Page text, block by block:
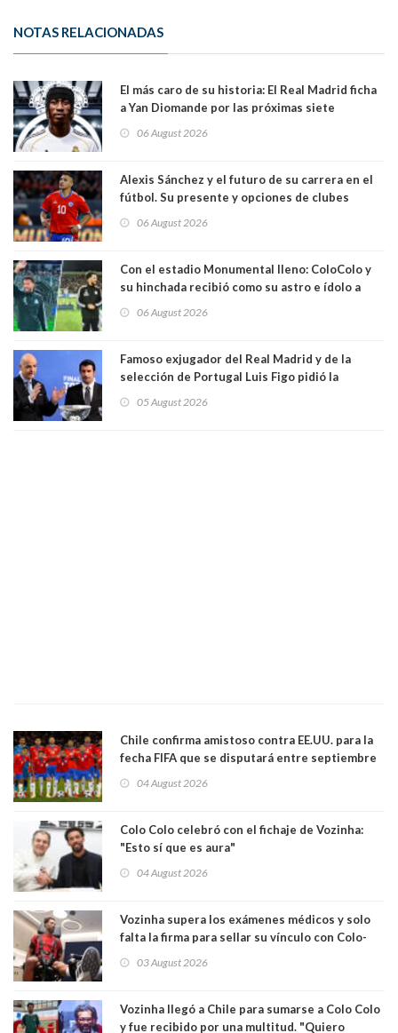
NOTAS RELACIONADAS
El más caro de su historia: El Real Madrid ficha
a Yan Diomande por las próximas siete
06 August 2026
Alexis Sánchez y el futuro de su carrera en el
fútbol. Su presente y opciones de clubes
06 August 2026
Con el estadio Monumental lleno: ColoColo y
su hinchada recibió como su astro e ídolo a
06 August 2026
Famoso exjugador del Real Madrid y de la
selección de Portugal Luis Figo pidió la
comportamiento más bajo y cobarde que he
05 August 2026
Chile confirma amistoso contra EE.UU. para la
fecha FIFA que se disputará entre septiembre
04 August 2026
Colo Colo celebró con el fichaje de Vozinha:
"Esto sí que es aura"
04 August 2026
Vozinha supera los exámenes médicos y solo
falta la firma para sellar su vínculo con Colo-
03 August 2026
Vozinha llegó a Chile para sumarse a Colo Colo
y fue recibido por una multitud. "Quiero